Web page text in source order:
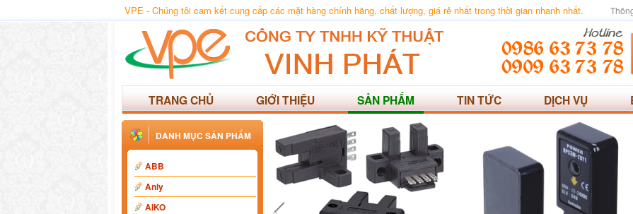
VPE - Chúng tôi cam kết cung cấp các mặt hàng chính hãng, chất lượng, giá rẻ nhất trong thời gian nhanh nhất.
TRANG CHỦ GIỚI THIỆU SẢN PHẨM TIN TỨC DỊCH VỤ
DANH MỤC SẢN PHẨM
ABB
Anly
AIKO